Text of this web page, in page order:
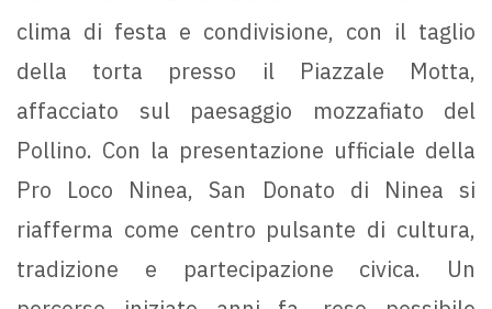
clima di festa e condivisione, con il taglio
della torta presso il Piazzale Motta,
affacciato sul paesaggio mozzafiato del
Pollino. Con la presentazione ufficiale della
Pro Loco Ninea, San Donato di Ninea si
riafferma come centro pulsante di cultura,
tradizione e partecipazione civica. Un